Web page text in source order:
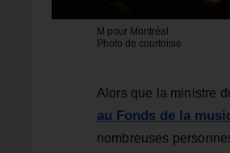
M pour Montréal
Photo de courtoisie
Alors que la ministre
au Fonds de la
nombreuses